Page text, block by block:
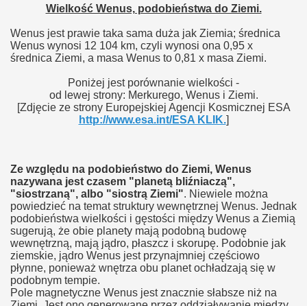
Wielkość Wenus, podobieństwa do Ziemi.
Wenus jest prawie taka sama duża jak Ziemia; średnica
Wenus wynosi 12 104 km, czyli wynosi ona 0,95 x
średnica Ziemi, a masa Wenus to 0,81 x masa Ziemi.
Poniżej jest porównanie wielkości -
od lewej strony: Merkurego, Wenus i Ziemi.
[Zdjęcie ze strony Europejskiej Agencji Kosmicznej ESA
http://www.esa.int/ESA KLIK.]
Ze względu na podobieństwo do Ziemi, Wenus
nazywana jest czasem "planetą bliźniaczą",
"siostrzaną", albo "siostrą Ziemi". Niewiele można
powiedzieć na temat struktury wewnętrznej Wenus. Jednak
podobieństwa wielkości i gęstości między Wenus a Ziemią
sugerują, że obie planety mają podobną budowę
wewnętrzną, mają jądro, płaszcz i skorupę. Podobnie jak
ziemskie, jądro Wenus jest przynajmniej częściowo
płynne, ponieważ wnętrza obu planet ochładzają się w
podobnym tempie.
Pole magnetyczne Wenus jest znacznie słabsze niż na